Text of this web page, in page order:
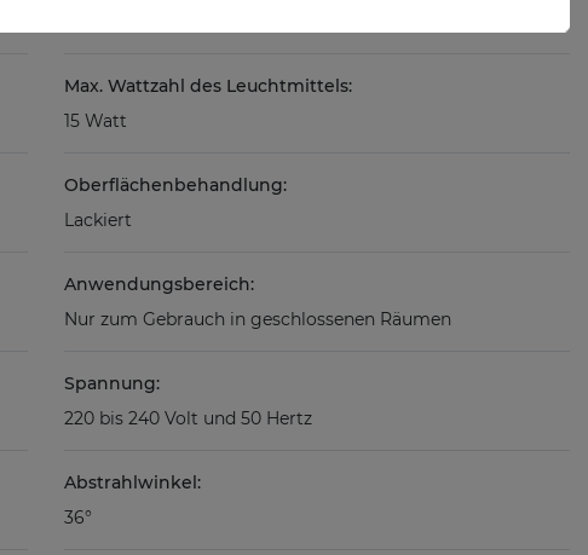
Max. Wattzahl des Leuchtmittels:
15 Watt
Oberflächenbehandlung:
Lackiert
Anwendungsbereich:
Nur zum Gebrauch in geschlossenen Räumen
Spannung:
220 bis 240 Volt und 50 Hertz
Abstrahlwinkel:
36°